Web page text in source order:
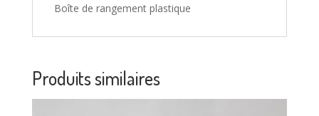
Boîte de rangement plastique
Produits similaires